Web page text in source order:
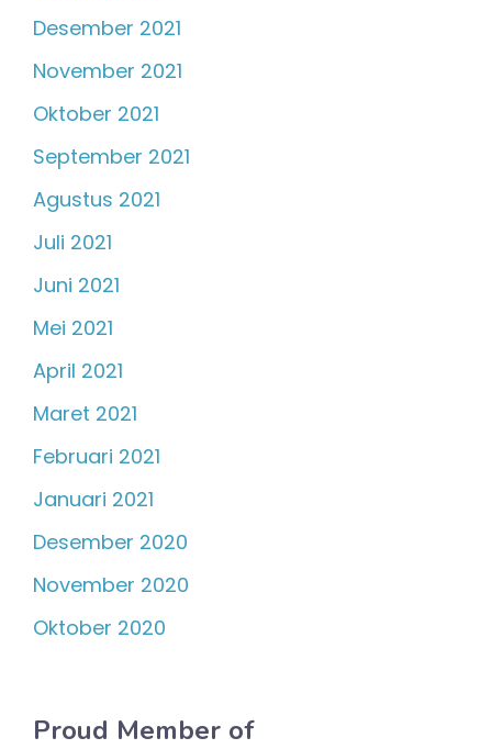
Desember 2021
November 2021
Oktober 2021
September 2021
Agustus 2021
Juli 2021
Juni 2021
Mei 2021
April 2021
Maret 2021
Februari 2021
Januari 2021
Desember 2020
November 2020
Oktober 2020
Proud Member of